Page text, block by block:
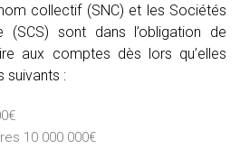
collectif (SNC) et les Sociétés
(SCS) sont dans l’obligation de
aux comptes dès lors qu’elles
suivants :
10 000 000€